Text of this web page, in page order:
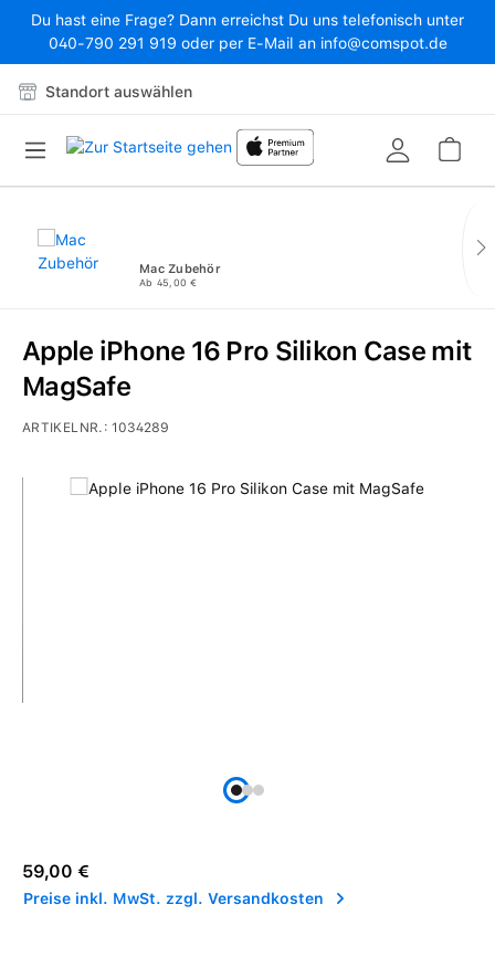
Zum Hauptinhalt springen
Du hast eine Frage? Dann erreichst Du uns telefonisch unter
040-790 291 919 oder per E-Mail an info@comspot.de
Standort auswählen
Mac Zubehör
Ab 45,00 €
Bildergalerie überspringen
Apple iPhone 16 Pro Silikon Case mit
MagSafe
ARTIKELNR.:1034289
Regulärer Preis:
59,00 €
Preise inkl. MwSt. zzgl. Versandkosten